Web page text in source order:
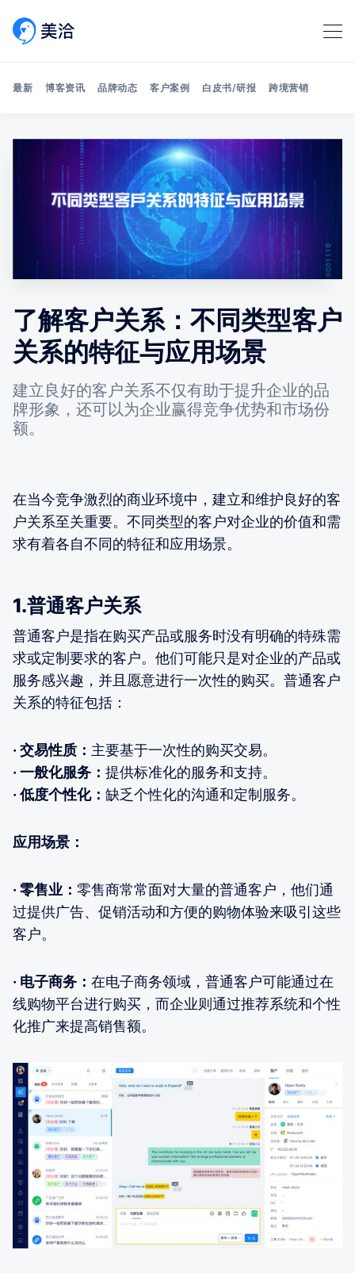
Search 美洽博客
最新 博客资讯 品牌动态 客户案例 白皮书/研报 跨境营销
了解客户关系：不同类型客户
关系的特征与应用场景
建立良好的客户关系不仅有助于提升企业的品
牌形象，还可以为企业赢得竞争优势和市场份
额。
在当今竞争激烈的商业环境中，建立和维护良好的客
户关系至关重要。不同类型的客户对企业的价值和需
求有着各自不同的特征和应用场景。
1.普通客户关系
普通客户是指在购买产品或服务时没有明确的特殊需
求或定制要求的客户。他们可能只是对企业的产品或
服务感兴趣，并且愿意进行一次性的购买。普通客户
关系的特征包括：
· 交易性质： 主要基于一次性的购买交易。
· 一般化服务： 提供标准化的服务和支持。
· 低度个性化： 缺乏个性化的沟通和定制服务。
应用场景：
· 零售业： 零售商常常面对大量的普通客户，他们通
过提供广告、促销活动和方便的购物体验来吸引这些
客户。
· 电子商务： 在电子商务领域，普通客户可能通过在
线购物平台进行购买，而企业则通过推荐系统和个性
化推广来提高销售额。